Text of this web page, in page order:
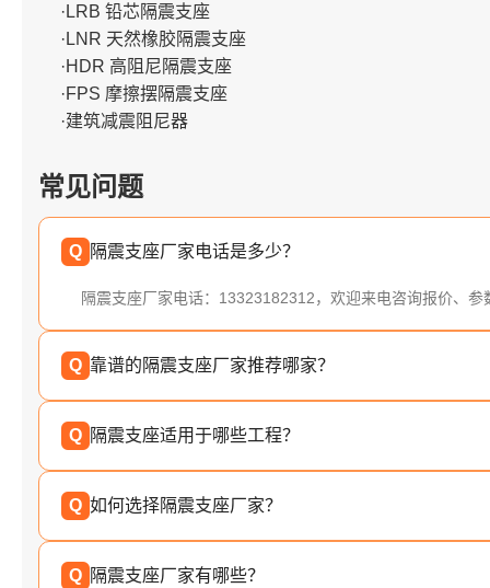
·LRB 铅芯隔震支座
·LNR 天然橡胶隔震支座
·HDR 高阻尼隔震支座
·FPS 摩擦摆隔震支座
·建筑减震阻尼器
常见问题
Q 隔震支座厂家电话是多少？
隔震支座厂家电话：13323182312，欢迎来电咨询报价、参
Q 靠谱的隔震支座厂家推荐哪家？
Q 隔震支座适用于哪些工程？
Q 如何选择隔震支座厂家？
Q 隔震支座厂家有哪些？